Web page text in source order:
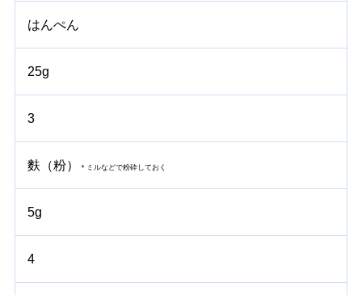
はんぺん
25g
3
麩（粉） ＊ミルなどで粉砕しておく
5g
4